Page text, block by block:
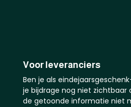
Voor leveranciers
Ben je als
je bijdrage nog niet zichtbaar
de getoonde informatie niet